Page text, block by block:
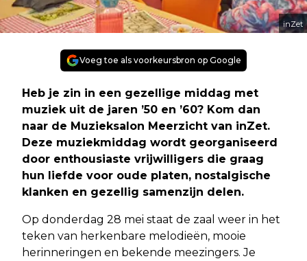
inZet
Voeg toe als voorkeursbron op Google
Heb je zin in een gezellige middag met
muziek uit de jaren ’50 en ’60? Kom dan
naar de Muzieksalon Meerzicht van inZet.
Deze muziekmiddag wordt georganiseerd
door enthousiaste vrijwilligers die graag
hun liefde voor oude platen, nostalgische
klanken en gezellig samenzijn delen.
Op donderdag 28 mei staat de zaal weer in het
teken van herkenbare melodieën, mooie
herinneringen en bekende meezingers. Je